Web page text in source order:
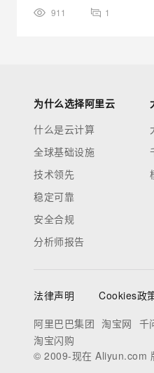
911 1
为什么选择阿里云
什么是云计算
全球基础设施
技术领先
稳定可靠
安全合规
分析师报告
法律声明 Cookies政
阿里巴巴集团 淘宝网 千
淘宝闪购
© 2009-现在 Aliyun.com